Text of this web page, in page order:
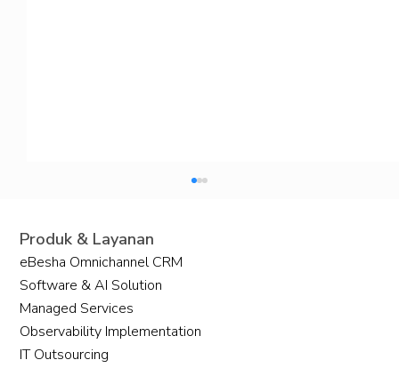
eBesha Omnichannel CRM
Software & AI Solution
Managed Services
Observability Implementation
IT Outsourcing
Produk & Layanan